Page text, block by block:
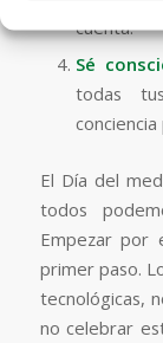
cuenta.
Sé
todas
El Día del
todos
Empezar por
primer paso.
tecnológicas,
no celebrar